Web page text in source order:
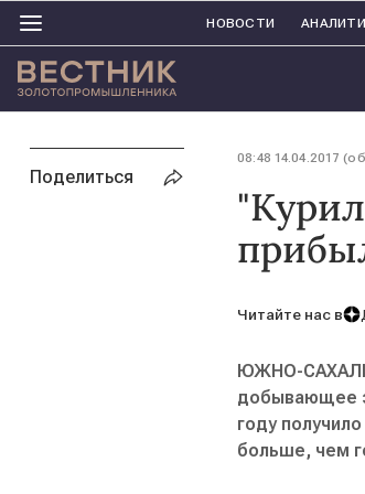
НОВОСТИ
08:48 14.04.2017
Читайте нас в
ЮЖНО-
добывающее
году
больше, чем
Поделиться